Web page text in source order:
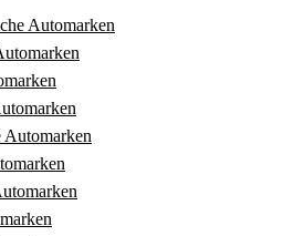
Automarken
Automarken